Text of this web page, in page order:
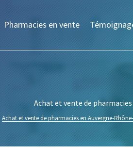
Pharmacies en vente
Achat et vente de pharmacies
Achat et vente de pharmacies en Auvergne-